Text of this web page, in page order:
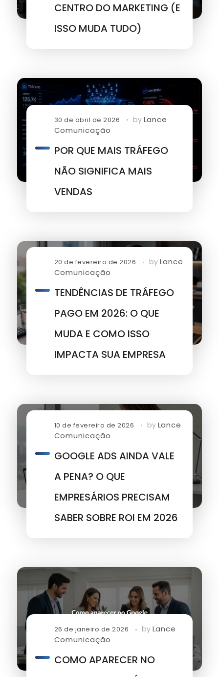
CENTRO DO MARKETING (E
ISSO MUDA TUDO)
30 de abril de 2026 by Lance
Comunicação
POR QUE MAIS TRÁFEGO
NÃO SIGNIFICA MAIS
VENDAS
20 de fevereiro de 2026 by Lance
Comunicação
TENDÊNCIAS DE TRÁFEGO
PAGO EM 2026: O QUE
MUDA E COMO ISSO
IMPACTA SUA EMPRESA
10 de fevereiro de 2026 by Lance
Comunicação
GOOGLE ADS AINDA VALE
A PENA? O QUE
EMPRESÁRIOS PRECISAM
SABER SOBRE ROI EM 2026
26 de janeiro de 2026 by Lance
Comunicação
COMO APARECER NO